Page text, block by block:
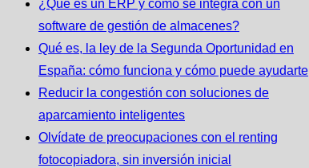
¿Qué es un ERP y cómo se integra con un
software de gestión de almacenes?
Qué es, la ley de la Segunda Oportunidad en
España: cómo funciona y cómo puede ayudarte
Reducir la congestión con soluciones de
aparcamiento inteligentes
Olvídate de preocupaciones con el renting
fotocopiadora, sin inversión inicial